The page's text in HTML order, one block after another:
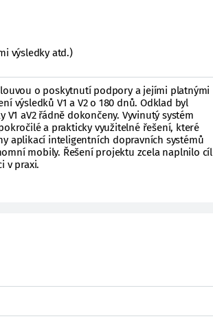
výsledky atd.)
o poskytnutí podpory a jejími platnými
výsledků V1 a V2 o 180 dnů. Odklad byl
aV2 řádně dokončeny. Vyvinutý systém
a prakticky využitelné řešení, které
aplikací inteligentních dopravních systémů
mobily. Řešení projektu zcela naplnilo cíl
v praxi.